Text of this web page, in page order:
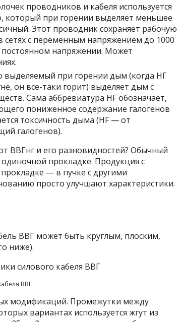
проводников и кабеля используется
который при горении выделяет меньшее
Этот проводник сохраняет рабочую
сетях с переменным напряжением до 1000
постоянном напряжении. Может
выделяемый при горении дым (когда НГ
он все-таки горит) выделяет дым с
Сама аббревиатура HF обозначает,
пониженное содержание галогенов
токсичность дыма (HF — от
галогенов).
ВВГнг и его разновидностей? Обычный
прокладке. Продукция с
— в пучке с другими
просто улучшают характеристики.
ВВГ может быть круглым, плоским,
ниже).
ВВГ
модификаций. Промежутки между
вариантах используется жгут из